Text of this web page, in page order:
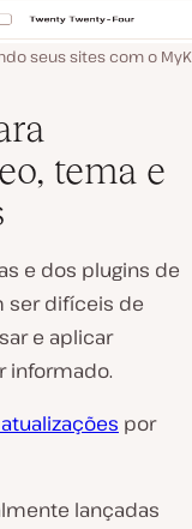
seus sites com o
tema e
e dos plugins de
ser difíceis de
e aplicar
informado.
por
lançadas